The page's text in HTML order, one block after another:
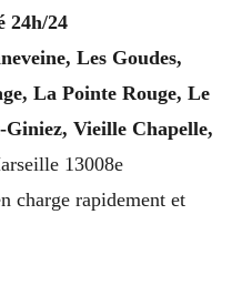
24h/24
Les Goudes,
La Pointe Rouge, Le
Vieille Chapelle,
13008e
charge rapidement et